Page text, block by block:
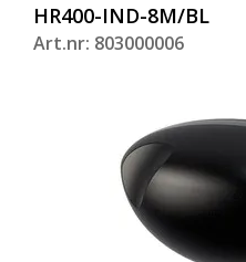
HR400-IND-8M/BL
Art.nr: 803000006